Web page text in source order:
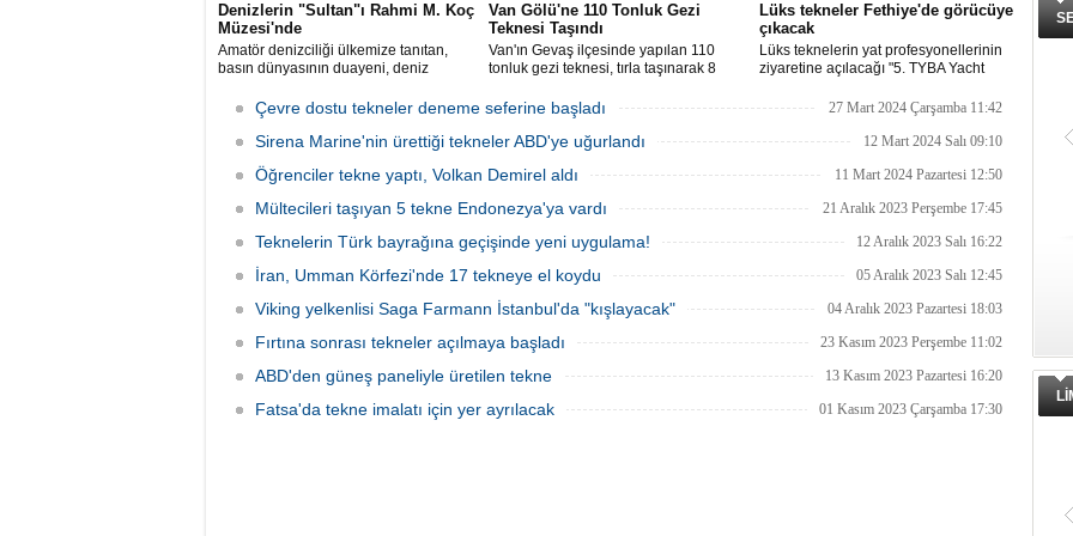
Denizlerin "Sultan"ı Rahmi M. Koç
Müzesi'nde
Amatör denizciliği ülkemize tanıtan,
basın dünyasının duayeni, deniz
isimli klasik yelkenli, Klasik Tekneler
Platformu tarafından düzenlenen
“Yedinci Klasik Tekneler Buluşması’’
Rahmi M. Koç Müzesi Denizcilik
Van Gölü'ne 110 Tonluk Gezi
Teknesi Taşındı
Van'ın Gevaş ilçesinde yapılan 110
tonluk gezi teknesi, tırla taşınarak 8
Lüks tekneler Fethiye'de görücüye
çıkacak
Lüks teknelerin yat profesyonellerinin
ziyaretine açılacağı "5. TYBA Yacht
yapılacak.
Çevre dostu tekneler deneme seferine başladı 27 Mart 2024 Çarşamba 11:42
Sirena Marine'nin ürettiği tekneler ABD'ye uğurlandı 12 Mart 2024 Salı 09:10
Öğrenciler tekne yaptı, Volkan Demirel aldı 11 Mart 2024 Pazartesi 12:50
Mültecileri taşıyan 5 tekne Endonezya'ya vardı 21 Aralık 2023 Perşembe 17:45
Teknelerin Türk bayrağına geçişinde yeni uygulama! 12 Aralık 2023 Salı 16:22
İran, Umman Körfezi'nde 17 tekneye el koydu 05 Aralık 2023 Salı 12:45
Viking yelkenlisi Saga Farmann İstanbul'da "kışlayacak" 04 Aralık 2023 Pazartesi 18:03
Fırtına sonrası tekneler açılmaya başladı 23 Kasım 2023 Perşembe 11:02
ABD'den güneş paneliyle üretilen tekne 13 Kasım 2023 Pazartesi 16:20
Fatsa'da tekne imalatı için yer ayrılacak 01 Kasım 2023 Çarşamba 17:30